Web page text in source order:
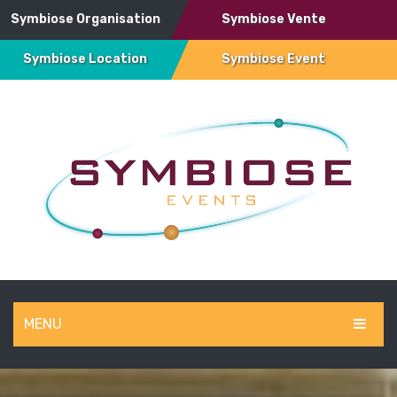
Symbiose Organisation Symbiose Vente
Symbiose Location Symbiose Event
MENU
SYMBIOSE EVENT